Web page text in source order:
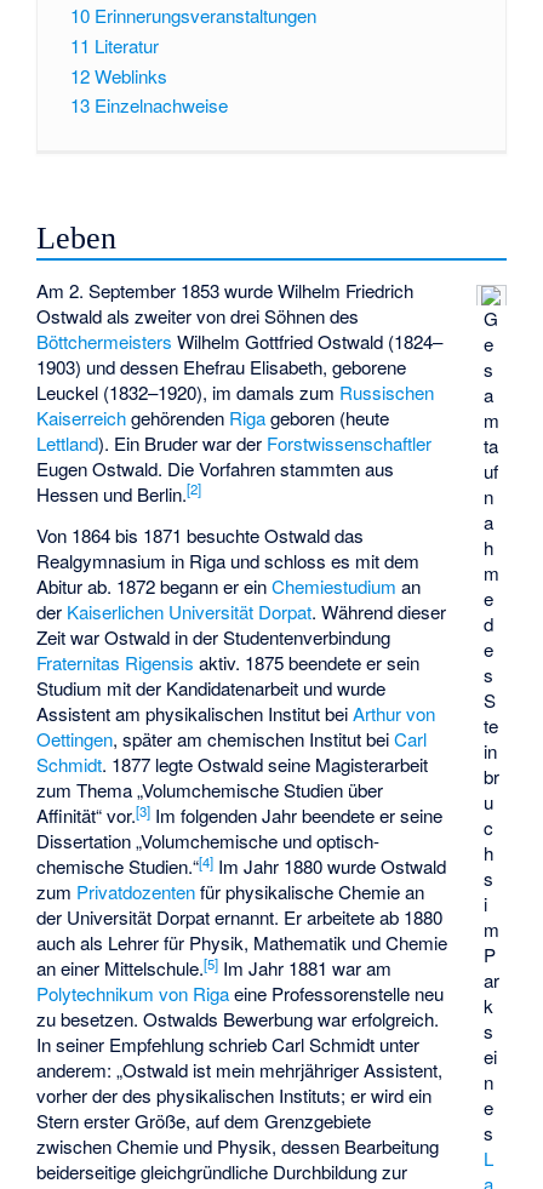
10 Erinnerungsveranstaltungen
11 Literatur
12Weblinks
13 Einzelnachweise
Leben
G
e
s
a
m
ta
uf
n
a
h
m
e
d
e
s
S
te
in
br
u
c
h
s
i
m
P
ar
k
s
ei
n
e
s
L
Am 2. September 1853 wurde Wilhelm Friedrich
Ostwald als zweiter von drei Söhnen des
Böttchermeisters Wilhelm Gottfried Ostwald (1824–
1903) und dessen Ehefrau Elisabeth, geborene
Leuckel (1832–1920), im damals zum Russischen
Kaiserreichgehörenden Rigageboren (heute
Lettland). Ein Bruder war der Forstwissenschaftler
Eugen Ostwald. Die Vorfahren stammten aus
Hessen und Berlin.[2]
Von 1864 bis 1871 besuchte Ostwald das
Realgymnasium in Riga und schloss es mit dem
Abitur ab. 1872 begann er einChemiestudium an
der Kaiserlichen Universität Dorpat. Während dieser
Zeit war Ostwald in der Studentenverbindung
Fraternitas Rigensis aktiv. 1875 beendete er sein
Studium mit der Kandidatenarbeit und wurde
Assistent am physikalischen Institut beiArthur von
Oettingen, später am chemischen Institut beiCarl
Schmidt. 1877 legte Ostwald seine Magisterarbeit
zum Thema „Volumchemische Studien über
Affinität“ vor.[3] Im folgenden Jahr beendete er seine
Dissertation „Volumchemische und optisch-
chemische Studien.“[4] Im Jahr 1880 wurde Ostwald
zum Privatdozentenfür physikalische Chemie an
der Universität Dorpat ernannt. Er arbeitete ab 1880
auch als Lehrer für Physik, Mathematik und Chemie
an einer Mittelschule.[5] Im Jahr 1881 war am
Polytechnikum von Rigaeine Professorenstelle neu
zu besetzen. Ostwalds Bewerbung war erfolgreich.
In seiner Empfehlung schrieb Carl Schmidt unter
anderem: „Ostwald ist mein mehrjähriger Assistent,
vorher der des physikalischen Instituts; er wird ein
Stern erster Größe, auf dem Grenzgebiete
zwischen Chemie und Physik, dessen Bearbeitung
beiderseitige gleichgründliche Durchbildung zur